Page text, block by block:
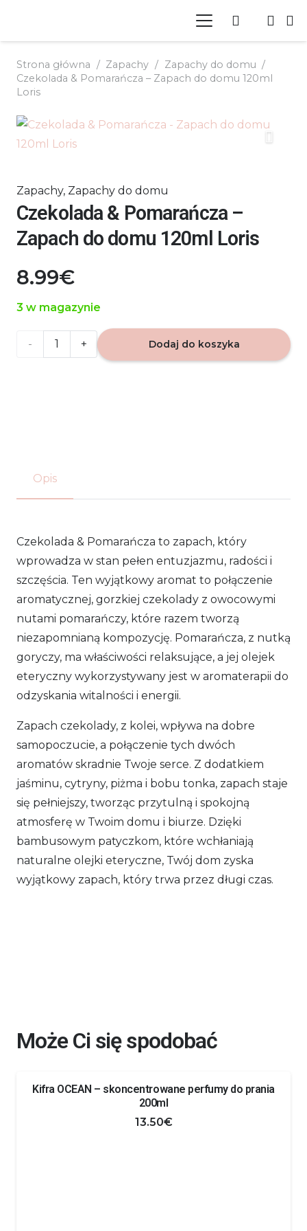
Strona główna / Zapachy / Zapachy do domu /
Czekolada & Pomarańcza – Zapach do domu 120ml
Loris
Zapachy, Zapachy do domu
Czekolada & Pomarańcza –
Zapach do domu 120ml Loris
8.99€
3 w magazynie
ilość
Zapach
domu
120ml
Dodaj do koszyka
Opis
Czekolada & Pomarańcza to zapach, który
wprowadza w stan pełen entuzjazmu, radości i
szczęścia. Ten wyjątkowy aromat to połączenie
aromatycznej, gorzkiej czekolady z owocowymi
nutami pomarańczy, które razem tworzą
niezapomnianą kompozycję. Pomarańcza, z nutką
goryczy, ma właściwości relaksujące, a jej olejek
eteryczny wykorzystywany jest w aromaterapii do
odzyskania witalności i energii.
Zapach czekolady, z kolei, wpływa na dobre
samopoczucie, a połączenie tych dwóch
aromatów skradnie Twoje serce. Z dodatkiem
jaśminu, cytryny, piżma i bobu tonka, zapach staje
się pełniejszy, tworząc przytulną i spokojną
atmosferę w Twoim domu i biurze. Dzięki
bambusowym patyczkom, które wchłaniają
naturalne olejki eteryczne, Twój dom zyska
wyjątkowy zapach, który trwa przez długi czas.
Może Ci się spodobać
Kifra OCEAN – skoncentrowane perfumy do prania
200ml
13.50€